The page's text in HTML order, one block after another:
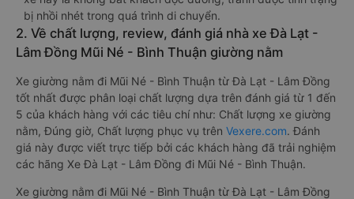
bị nhồi nhét trong quá trình di chuyển.
2. Về chất lượng, review, đánh giá nhà xe Đà Lạt -
Lâm Đồng Mũi Né - Bình Thuận giường nằm
Xe giường nằm đi Mũi Né - Bình Thuận từ Đà Lạt - Lâm Đồng
tốt nhất được phân loại chất lượng dựa trên đánh giá từ 1 đến
5 của khách hàng với các tiêu chí như: Chất lượng xe giường
nằm, Đúng giờ, Chất lượng phục vụ trên Vexere.com. Đánh
giá này được viết trực tiếp bởi các khách hàng đã trải nghiệm
các hãng Xe Đà Lạt - Lâm Đồng đi Mũi Né - Bình Thuận.
Xe giường nằm đi Mũi Né - Bình Thuận từ Đà Lạt - Lâm Đồng